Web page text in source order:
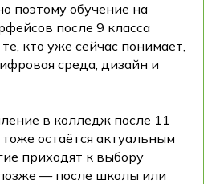
поэтому обучение на
после 9 класса
кто уже сейчас понимает,
среда, дизайн и
в колледж после 11
остаётся актуальным
приходят к выбору
— после школы или